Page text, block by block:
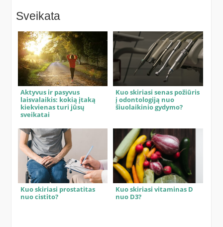
Sveikata
Aktyvus ir pasyvus
laisvalaikis: kokią įtaką
kiekvienas turi jūsų
sveikatai
Kuo skiriasi senas požiūris
į odontologiją nuo
šiuolaikinio gydymo?
Kuo skiriasi prostatitas
nuo cistito?
Kuo skiriasi vitaminas D
nuo D3?